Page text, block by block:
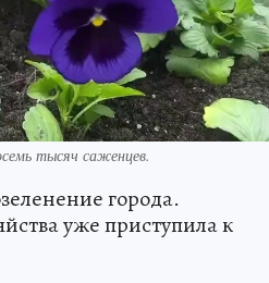
тысяч саженцев.
города.
уже приступила к